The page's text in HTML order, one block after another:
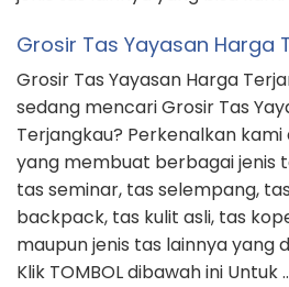
Grosir Tas Yayasan Harga
Grosir Tas Yayasan Harga
sedang mencari Grosir Tas
Terjangkau? Perkenalkan
yang membuat berbagai jenis
tas seminar, tas selempang,
backpack, tas kulit asli, tas
maupun jenis tas lainnya yang
Klik TOMBOL dibawah ini Untuk